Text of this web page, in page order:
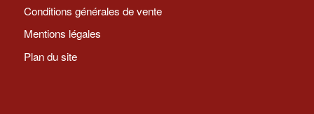
Conditions générales de vente
Mentions légales
Plan du site